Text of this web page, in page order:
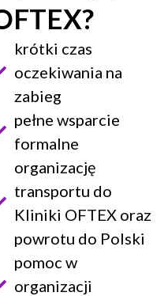
krótki czas
oczekiwania na
zabieg
pełne wsparcie
formalne
organizację
transportu do
Kliniki OFTEX oraz
powrotu do Polski
pomoc w
organizacji